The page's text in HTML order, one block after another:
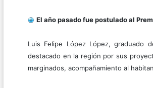
El año pasado fue postulado al
Luis Felipe López López, graduado
destacado en la región por sus
marginados, acompañamiento al